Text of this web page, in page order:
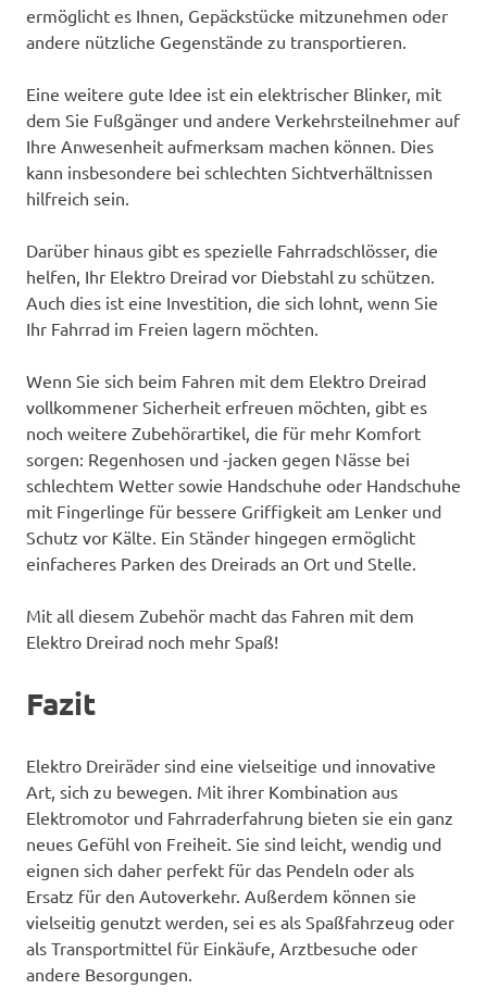
ermöglicht es Ihnen, Gepäckstücke mitzunehmen oder
andere nützliche Gegenstände zu transportieren.
Eine weitere gute Idee ist ein elektrischer Blinker, mit
dem Sie Fußgänger und andere Verkehrsteilnehmer auf
Ihre Anwesenheit aufmerksam machen können. Dies
kann insbesondere bei schlechten Sichtverhältnissen
hilfreich sein.
Darüber hinaus gibt es spezielle Fahrradschlösser, die
helfen, Ihr Elektro Dreirad vor Diebstahl zu schützen.
Auch dies ist eine Investition, die sich lohnt, wenn Sie
Ihr Fahrrad im Freien lagern möchten.
Wenn Sie sich beim Fahren mit dem Elektro Dreirad
vollkommener Sicherheit erfreuen möchten, gibt es
noch weitere Zubehörartikel, die für mehr Komfort
sorgen: Regenhosen und -jacken gegen Nässe bei
schlechtem Wetter sowie Handschuhe oder Handschuhe
mit Fingerlinge für bessere Griffigkeit am Lenker und
Schutz vor Kälte. Ein Ständer hingegen ermöglicht
einfacheres Parken des Dreirads an Ort und Stelle.
Mit all diesem Zubehör macht das Fahren mit dem
Elektro Dreirad noch mehr Spaß!
Fazit
Elektro Dreiräder sind eine vielseitige und innovative
Art, sich zu bewegen. Mit ihrer Kombination aus
Elektromotor und Fahrraderfahrung bieten sie ein ganz
neues Gefühl von Freiheit. Sie sind leicht, wendig und
eignen sich daher perfekt für das Pendeln oder als
Ersatz für den Autoverkehr. Außerdem können sie
vielseitig genutzt werden, sei es als Spaßfahrzeug oder
als Transportmittel für Einkäufe, Arztbesuche oder
andere Besorgungen.